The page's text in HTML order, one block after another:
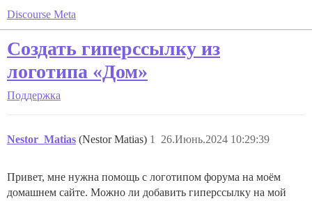
Discourse Meta
Создать гиперссылку из
логотипа «Дом»
Поддержка
Nestor_Matias (Nestor Matias) 26.Июнь.2024 10:29:39
1
Привет, мне нужна помощь с логотипом форума на моём
домашнем сайте. Можно ли добавить гиперссылку на мой